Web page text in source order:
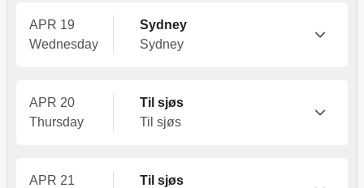
APR 19
Wednesday
Sydney
Sydney
APR 20
Thursday
Til sjøs
Til sjøs
APR 21
Til sjøs